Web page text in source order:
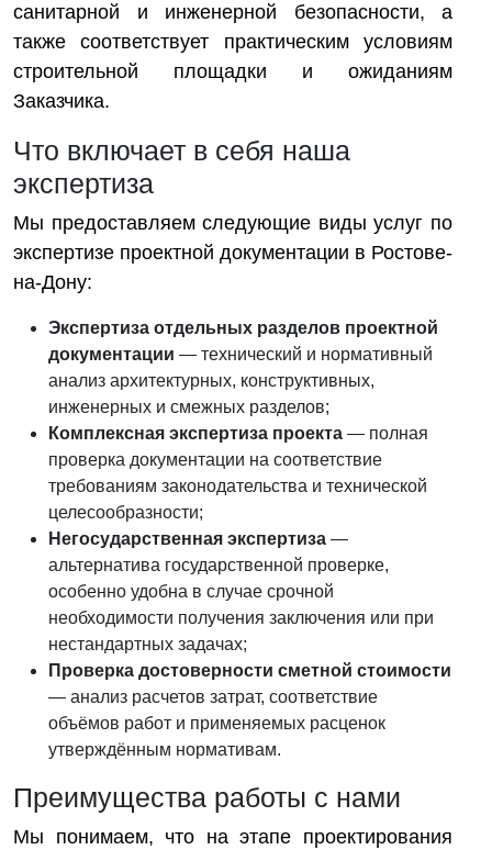
санитарной и инженерной безопасности, а
также соответствует практическим условиям
строительной площадки и ожиданиям
Заказчика.
Что включает в себя наша
экспертиза
Мы предоставляем следующие виды услуг по
экспертизе проектной документации в Ростове-
на-Дону:
Экспертиза отдельных разделов проектной
документации — технический и нормативный
анализ архитектурных, конструктивных,
инженерных и смежных разделов;
Комплексная экспертиза проекта — полная
проверка документации на соответствие
требованиям законодательства и технической
целесообразности;
Негосударственная экспертиза —
альтернатива государственной проверке,
особенно удобна в случае срочной
необходимости получения заключения или при
нестандартных задачах;
Проверка достоверности сметной стоимости
— анализ расчетов затрат, соответствие
объёмов работ и применяемых расценок
утверждённым нормативам.
Преимущества работы с нами
Мы понимаем, что на этапе проектирования